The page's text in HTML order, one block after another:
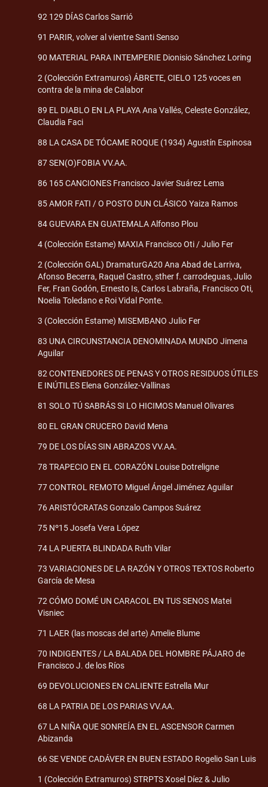
92 129 DÍAS Carlos Sarrió
91 PARIR, volver al vientre Santi Senso
90 MATERIAL PARA INTEMPERIE Dionisio Sánchez Loring
2 (Colección Extramuros) ÁBRETE, CIELO 125 voces en
contra de la mina de Calabor
89 EL DIABLO EN LA PLAYA Ana Vallés, Celeste González,
Claudia Faci
88 LA CASA DE TÓCAME ROQUE (1934) Agustín Espinosa
87 SEN(O)FOBIA VV.AA.
86 165 CANCIONES Francisco Javier Suárez Lema
85 AMOR FATI / O POSTO DUN CLÁSICO Yaiza Ramos
84 GUEVARA EN GUATEMALA Alfonso Plou
4 (Colección Estame) MAXIA Francisco Oti / Julio Fer
2 (Colección GAL) DramaturGA20 Ana Abad de Larriva,
Afonso Becerra, Raquel Castro, sther f. carrodeguas, Julio
Fer, Fran Godón, Ernesto Is, Carlos Labraña, Francisco Oti,
Noelia Toledano e Roi Vidal Ponte.
3 (Colección Estame) MISEMBANO Julio Fer
83 UNA CIRCUNSTANCIA DENOMINADA MUNDO Jimena
Aguilar
82 CONTENEDORES DE PENAS Y OTROS RESIDUOS ÚTILES
E INÚTILES Elena González-Vallinas
81 SOLO TÚ SABRÁS SI LO HICIMOS Manuel Olivares
80 EL GRAN CRUCERO David Mena
79 DE LOS DÍAS SIN ABRAZOS VV.AA.
78 TRAPECIO EN EL CORAZÓN Louise Dotreligne
77 CONTROL REMOTO Miguel Ángel Jiménez Aguilar
76 ARISTÓCRATAS Gonzalo Campos Suárez
75 Nº15 Josefa Vera López
74 LA PUERTA BLINDADA Ruth Vilar
73 VARIACIONES DE LA RAZÓN Y OTROS TEXTOS Roberto
García de Mesa
72 CÓMO DOMÉ UN CARACOL EN TUS SENOS Matei
Visniec
71 LAER (las moscas del arte) Amelie Blume
70 INDIGENTES / LA BALADA DEL HOMBRE PÁJARO de
Francisco J. de los Ríos
69 DEVOLUCIONES EN CALIENTE Estrella Mur
68 LA PATRIA DE LOS PARIAS VV.AA.
67 LA NIÑA QUE SONREÍA EN EL ASCENSOR Carmen
Abizanda
66 SE VENDE CADÁVER EN BUEN ESTADO Rogelio San Luis
1 (Colección Extramuros) STRPTS Xosel Díez & Julio